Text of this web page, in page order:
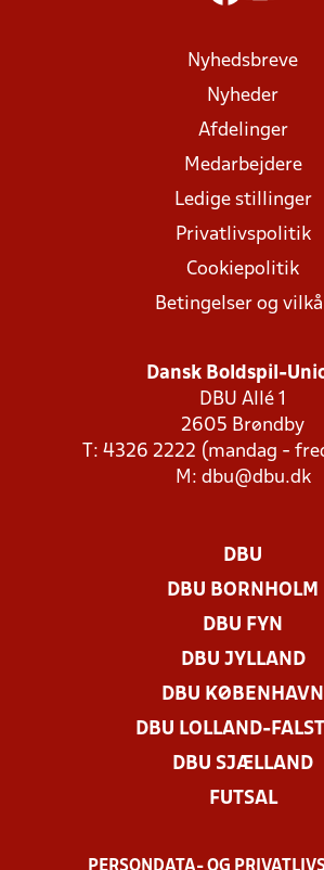
Nyhedsbreve
Nyheder
Afdelinger
Medarbejdere
Ledige stillinger
Privatlivspolitik
Cookiepolitik
Betingelser og
Dansk Boldspil-
DBU Allé 1
2605 Brøndby
T: 4326 2222 (mandag -
M: dbu@dbu.dk
DBU
DBU BORNHOLM
DBU FYN
DBU JYLLAND
DBU KØBENHAVN
DBU LOLLAND-
DBU SJÆLLAND
FUTSAL